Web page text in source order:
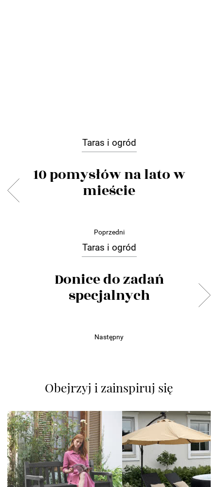
Taras i ogród
10 pomysłów na lato w
mieście
Poprzedni
Taras i ogród
Donice do zadań
specjalnych
Następny
Obejrzyj i zainspiruj się